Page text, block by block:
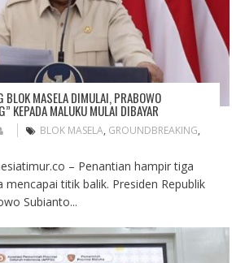
BLOK MASELA DIMULAI, PRABOWO
KEPADA MALUKU MULAI DIBAYAR
BLOK MASELA, GROUNDBREAKING,
– Penantian hampir tiga
mencapai titik balik. Presiden Republik
Subianto...